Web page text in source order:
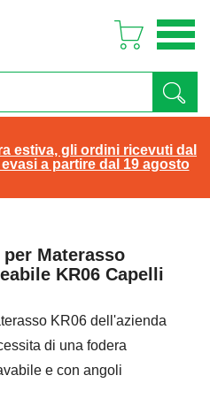
estiva, gli ordini ricevuti dal
a partire dal 19 agosto
Materasso
KR06 Capelli
KR06 dell'azienda
di una fodera
e con angoli